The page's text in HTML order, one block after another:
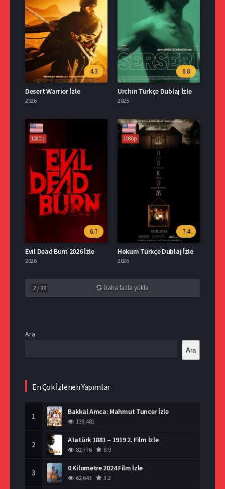
4.3
Desert Warrior İzle
2026
6.8
Urchin Türkçe Dublaj İzle
2025
1080p
6.7
Evil Dead Burn 2026 İzle
2026
1080p
7.4
Hokum Türkçe Dublaj İzle
2026
2 / 89 Daha fazla yükle
Ara
Ara
En Çok İzlenen Yapımlar
1 Bakkal Amca: Mahmut Tuncer İzle
139,481
2 Atatürk 1881 – 1919 2. Film İzle
82,776 8.9
3 0 Kilometre 2024 Film İzle
62,643 3.2